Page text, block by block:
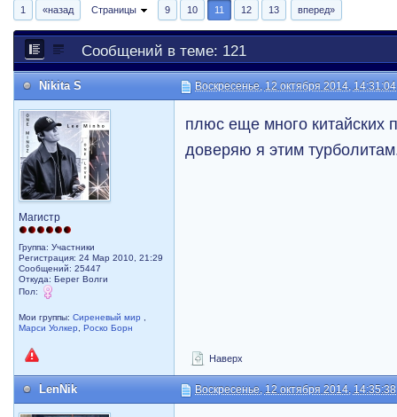
1 «назад Страницы 9 10 11 12 13 вперед»
Сообщений в теме: 121
Nikita S Воскресенье, 12 октября 2014, 14:31:04
Магистр
Группа: Участники
Регистрация: 24 Мар 2010, 21:29
Сообщений: 25447
Откуда: Берег Волги
Пол:
Мои группы:Сиреневый мир
Марси Уолкер
,Роско Борн
плюс еще много китайских
доверяю я этим
Наверх
LenNik Воскресенье, 12 октября 2014, 14:35:38